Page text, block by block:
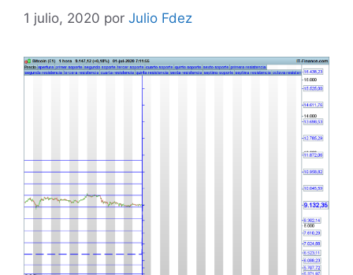
1 julio, 2020 por Julio Fdez